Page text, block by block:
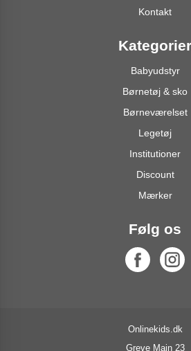
Kontakt
Kategorier
Babyudstyr
Børnetøj & sko
Børneværelset
Legetøj
Institutioner
Discount
Mærker
Følg os
Onlinekids.dk
Greve Main 23